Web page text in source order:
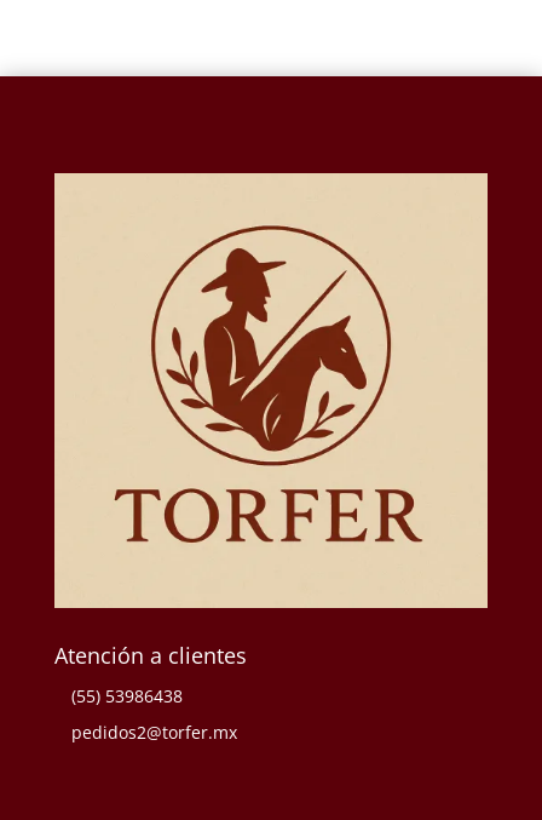
Atención a clientes
(55) 53986438
pedidos2@torfer.mx